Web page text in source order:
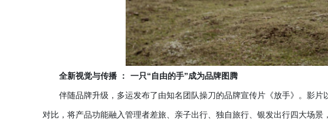
全新视觉与传播 ： 一只“自由的手”成为品牌图腾
伴随品牌升级，多运发布了由知名团队操刀的品牌宣传片《放手》。影片
对比，将产品功能融入管理者差旅、亲子出行、独自旅行、银发出行四大场